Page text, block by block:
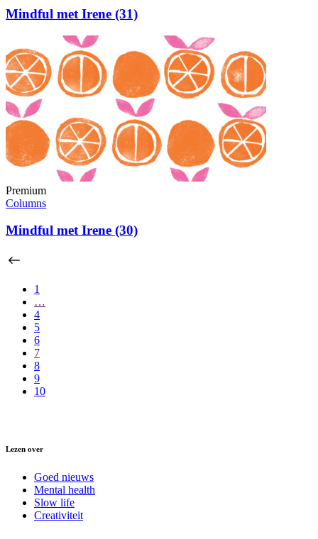
Mindful met Irene (31)
Premium
Columns
Mindful met Irene (30)
1
…
4
5
6
7
8
9
10
Lezen over
Goed nieuws
Mental health
Slow life
Creativiteit